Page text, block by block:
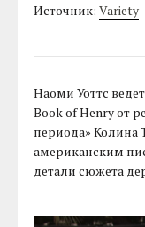
Источник:Variety
Наоми Уоттс
Book of Henry от
периода» Колина
американским
детали сюжета